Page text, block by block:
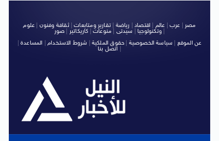
مصر عرب عالم اقتصاد رياضة |تقارير ومتابعات|ثقافة وفنون
علوم
وتكنولوجيا| سيدتى منوعات كاريكاتير صور
|
عن الموقع
سياسة الخصوصية حقوق الملكية شروط الاستخدام| المساعدة|
اتصل بنا